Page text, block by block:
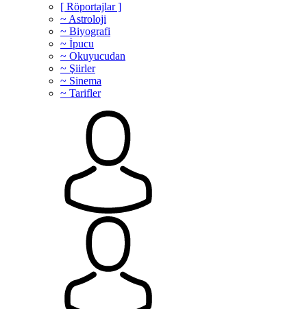
[ Röportajlar ]
~ Astroloji
~ Biyografi
~ İpucu
~ Okuyucudan
~ Şiirler
~ Sinema
~ Tarifler